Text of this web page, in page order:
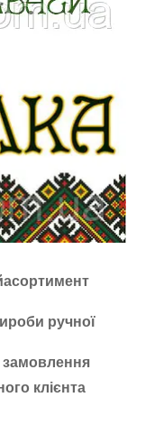
ручної
замовлення
клієнта